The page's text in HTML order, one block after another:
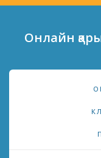
Онлайн